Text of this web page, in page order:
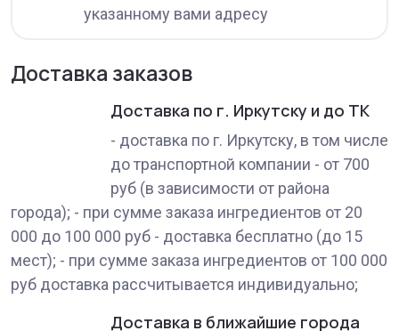
указанному вами адресу
Доставка заказов
Доставка по г. Иркутску и до ТК
- доставка по г. Иркутску, в том числе
до транспортной компании - от 700
руб (в зависимости от района
города); - при сумме заказа ингредиентов от 20
000 до 100 000 руб - доставка бесплатно (до 15
мест); - при сумме заказа ингредиентов от 100 000
руб доставка рассчитывается индивидуально;
Доставка в ближайшие города